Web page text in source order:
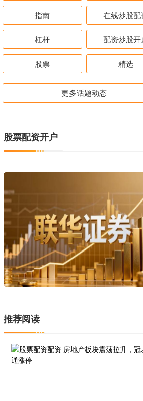
指南 在线炒股配
杠杆 配资炒股开
股票 精选
更多话题动态
股票配资开户
推荐阅读